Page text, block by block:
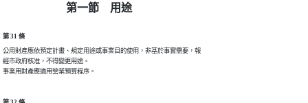
第一節 用途
第 31 條
公用財產應依預定計畫、規定用途或事業目的使用，非基於事實需要，報
經市政府核准，不得變更用途。
事業用財產應適用營業預算程序。